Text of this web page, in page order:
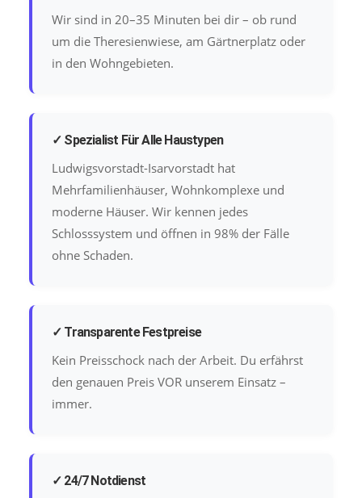
Wir sind in 20–35 Minuten bei dir – ob rund
um die Theresienwiese, am Gärtnerplatz oder
in den Wohngebieten.
✓ Spezialist Für Alle Haustypen
Ludwigsvorstadt-Isarvorstadt hat
Mehrfamilienhäuser, Wohnkomplexe und
moderne Häuser. Wir kennen jedes
Schlosssystem und öffnen in 98% der Fälle
ohne Schaden.
✓ Transparente Festpreise
Kein Preisschock nach der Arbeit. Du erfährst
den genauen Preis VOR unserem Einsatz –
immer.
✓ 24/7 Notdienst